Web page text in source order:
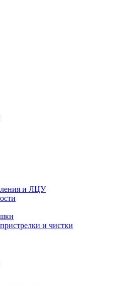
и ЛЦУ
и чистки